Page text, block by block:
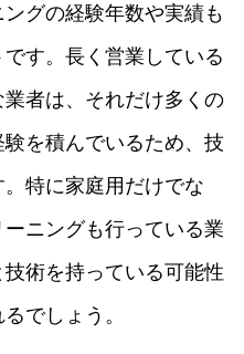
グの経験年数や実績も
す。長く営業している
者は、それだけ多くの
を積んでいるため、技
特に家庭用だけでな
ニングも行っている業
術を持っている可能性
でしょう。